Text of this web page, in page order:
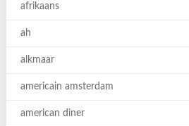
afrikaans
ah
alkmaar
americain amsterdam
american diner